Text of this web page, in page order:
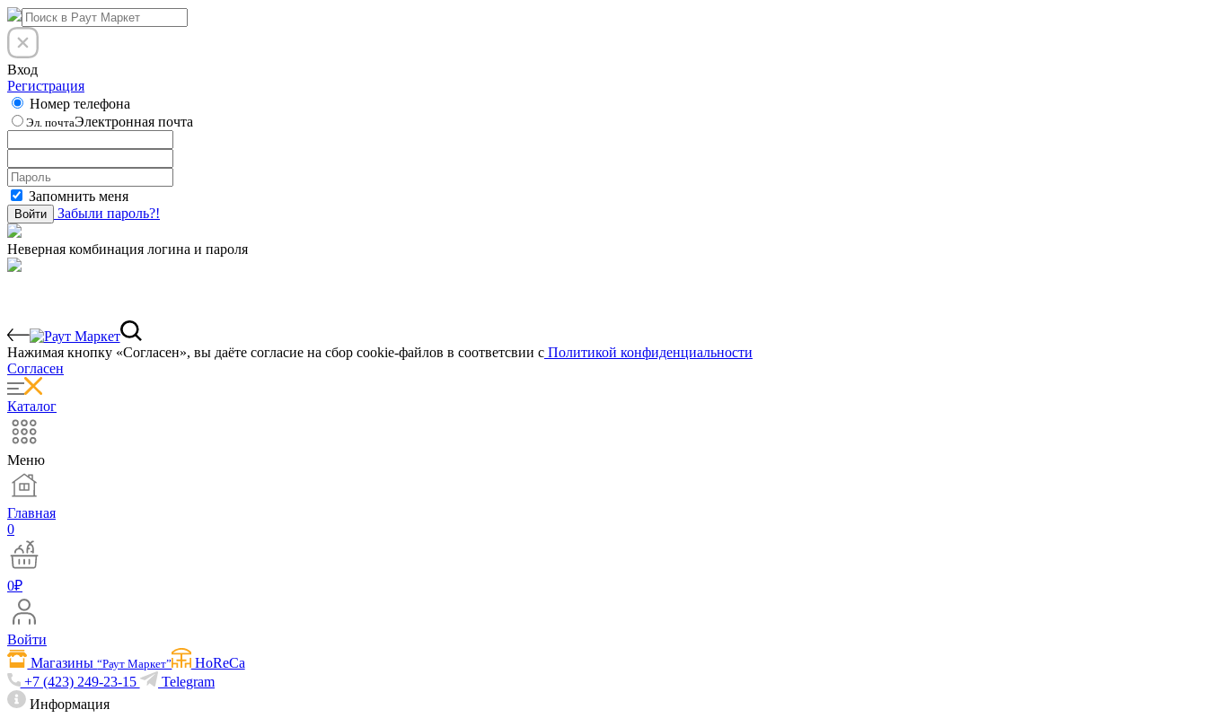
Вход
Регистрация
Номер телефона
Эл. почтаЭлектронная почта
Запомнить меня
Войти Забыли пароль?!
Неверная комбинация логина и пароля
Нажимая кнопку «Согласен», вы даёте cогласие на сбор cookie-файлов в соответсвии с Политикой конфиденциальности
Согласен
Каталог
Меню
Главная
0
0₽
Войти
Магазины“Раут Маркет”
HoReCa
+7 (423) 249-23-15
Telegram
Информация